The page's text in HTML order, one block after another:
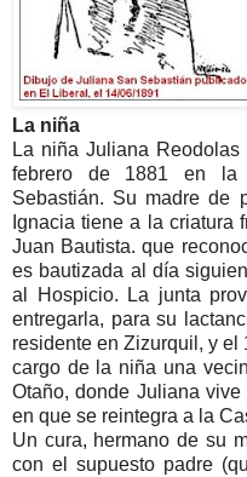
La niña
La niña Juliana
febrero de 1881 en la
Sebastián. Su madre de
Ignacia tiene a la criatura
Juan Bautista. que
es bautizada al día
al Hospicio. La junta
entregarla, para su
residente en Zizurquil, y
cargo de la niña una
Otaño, donde Juliana
en que se reintegra a la
Un cura, hermano de su
con el supuesto padre